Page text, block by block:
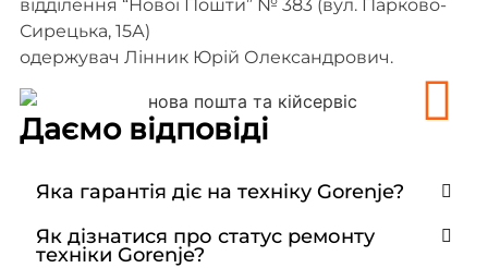
відділення “Нової Пошти” № 383 (вул. Парково-
Сирецька, 15А)
одержувач Лінник Юрій Олександрович.
Даємо відповіді
Яка гарантія діє на техніку Gorenje?
Як дізнатися про статус ремонту
техніки Gorenje?